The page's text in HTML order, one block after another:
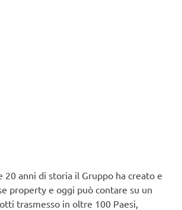
20 anni di storia il Gruppo ha creato e
property e oggi può contare su un
trasmesso in oltre 100 Paesi,